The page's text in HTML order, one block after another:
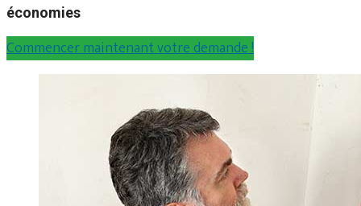
économies
Commencer maintenant votre demande !